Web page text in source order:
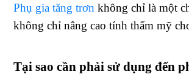
Phụ gia tăng trơn không chỉ là một
không chỉ nâng cao tính thẩm mỹ
Tại sao cần phải sử dụng đến